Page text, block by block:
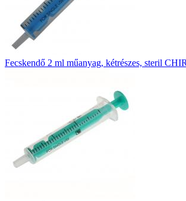
Fecskendő 2 ml műanyag, kétrészes, steril